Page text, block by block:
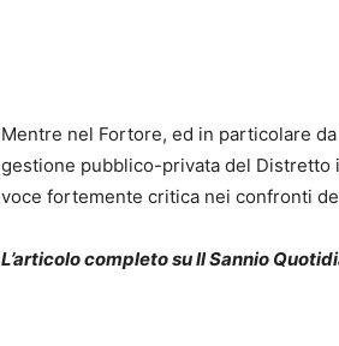
Mentre nel Fortore, ed in particolare
gestione pubblico-privata del
voce fortemente critica nei confronti
L’articolo completo su Il Sannio